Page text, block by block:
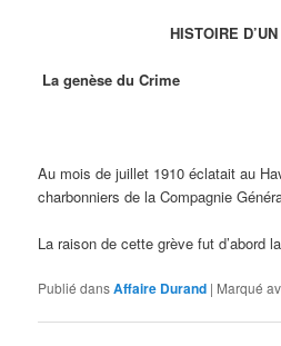
HISTOIRE
La genèse du Crime
Au mois de juillet 1910 éclatait au
charbonniers de la Compagnie
La raison de cette grève fut d’abord
Publié dansAffaire Durand | Marqué